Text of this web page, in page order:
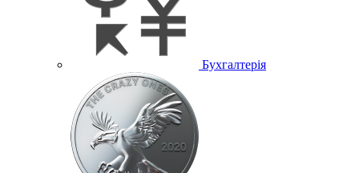
Бухгалтерія